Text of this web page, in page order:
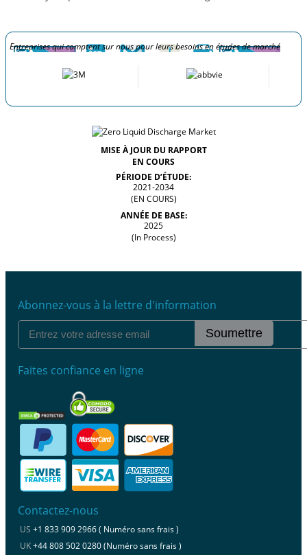
Entreprises qui comptent sur nous pour leurs besoins en études de marché
MISE À JOUR DU RAPPORT
EN COURS
PÉRIODE D’ÉTUDE:
2021-2034
(EN COURS)
ANNÉE DE BASE:
2025
(In Process)
Abonnez-vous à la lettre d'information
Soumettre
Faites confiance en ligne
Contactez-nous
US +1 833 909 2966 ( Numéro sans frais )
UK+44 808 502 0280 (Numéro sans frais )